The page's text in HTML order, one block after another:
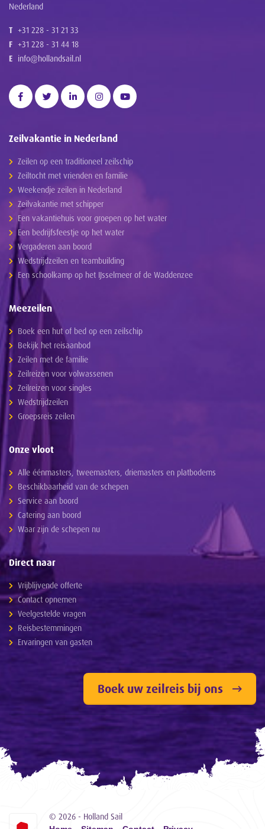
Nederland
T +31 228 - 31 21 33
F +31 228 - 31 44 18
E info@hollandsail.nl
Zeilvakantie in Nederland
Zeilen op een traditioneel zeilschip
Zeiltocht met vrienden en familie
Weekendje zeilen in Nederland
Zeilvakantie met schipper
Een vakantiehuis voor groepen op het water
Een bedrijfsfeestje op het water
Vergaderen aan boord
Wedstrijdzeilen en teambuilding
Een schoolkamp op het IJsselmeer of de Waddenzee
Meezeilen
Boek een hut of bed op een zeilschip
Bekijk het reisaanbod
Zeilen met de familie
Zeilreizen voor volwassenen
Zeilreizen voor singles
Wedstrijdzeilen
Groepsreis zeilen
Onze vloot
Alle éénmasters, tweemasters, driemasters en platbodems
Beschikbaarheid van de schepen
Service aan boord
Catering aan boord
Waar zijn de schepen nu
Direct naar
Vrijblijvende offerte
Contact opnemen
Veelgestelde vragen
Reisbestemmingen
Ervaringen van gasten
Boek uw zeilreis bij ons
© 2026 - Holland Sail